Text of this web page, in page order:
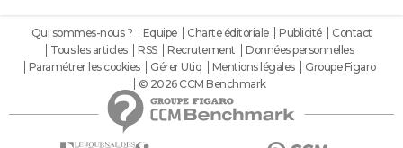
Qui sommes-nous ? Equipe Charte éditoriale Publicité
Contact
Tous les articles
RSS Recrutement
Données personnelles
Paramétrer les cookies
Gérer Utiq Mentions légales
Groupe Figaro
© 2026 CCM Benchmark